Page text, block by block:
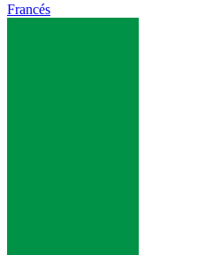
Francés